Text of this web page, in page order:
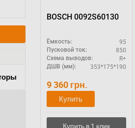
BOSCH 0092S60130
Ёмкость: 95
Пусковой ток: 850
Схема выводов: R+
ДШВ (мм): 353*175*190
9 360 грн.
Купить